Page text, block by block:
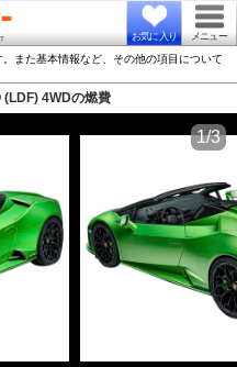
お気に入り メニュー
また基本情報など、その他の項目について
(LDF) 4WDの燃費
1/3